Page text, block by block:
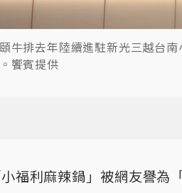
牛排去年陸續進駐新光三越台
饗賓提供
小福利麻辣鍋」被網友譽